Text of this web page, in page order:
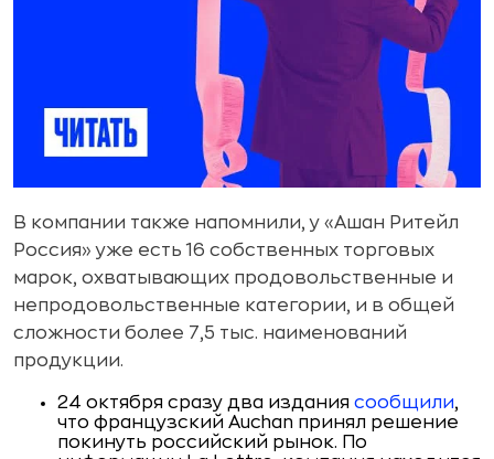
В компании также напомнили, у «Ашан Ритейл
Россия» уже есть 16 собственных торговых
марок, охватывающих продовольственные и
непродовольственные категории, и в общей
сложности более 7,5 тыс. наименований
продукции.
24 октября сразу два издания сообщили,
что французский Auchan принял решение
покинуть российский рынок. По